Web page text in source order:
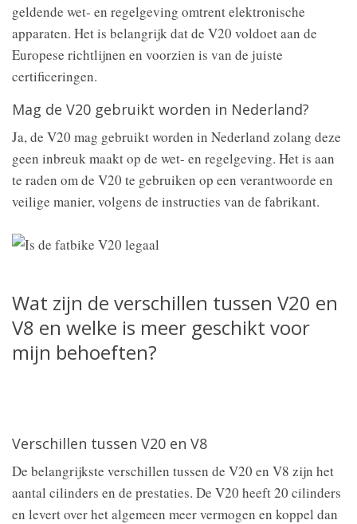
geldende wet- en regelgeving omtrent elektronische
apparaten. Het is belangrijk dat de V20 voldoet aan de
Europese richtlijnen en voorzien is van de juiste
certificeringen.
Mag de V20 gebruikt worden in Nederland?
Ja, de V20 mag gebruikt worden in Nederland zolang deze
geen inbreuk maakt op de wet- en regelgeving. Het is aan
te raden om de V20 te gebruiken op een verantwoorde en
veilige manier, volgens de instructies van de fabrikant.
Wat zijn de verschillen tussen V20 en
V8 en welke is meer geschikt voor
mijn behoeften?
Verschillen tussen V20 en V8
De belangrijkste verschillen tussen de V20 en V8 zijn het
aantal cilinders en de prestaties. De V20 heeft 20 cilinders
en levert over het algemeen meer vermogen en koppel dan